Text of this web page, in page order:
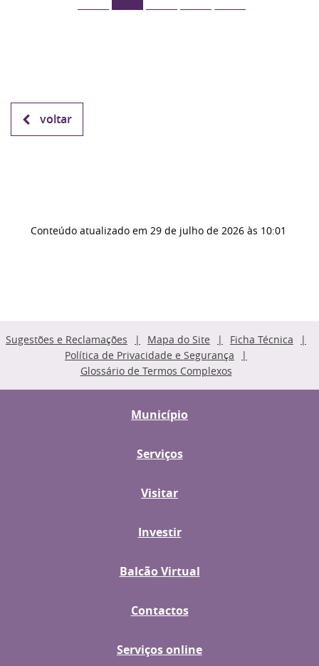
voltar
Conteúdo atualizado em 29 de julho de 2026 às 10:01
Sugestões e Reclamações Mapa do Site
Ficha Técnica
Política de Privacidade e Segurança
Glossário de Termos Complexos
Município
Serviços
Visitar
Investir
Balcão Virtual
Contactos
Serviços online